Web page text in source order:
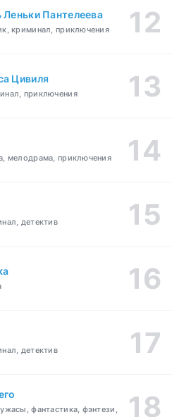
Пантелеева
криминал, приключения
Цивиля
приключения
мелодрама, приключения
детектив
детектив
фантастика, фэнтези,